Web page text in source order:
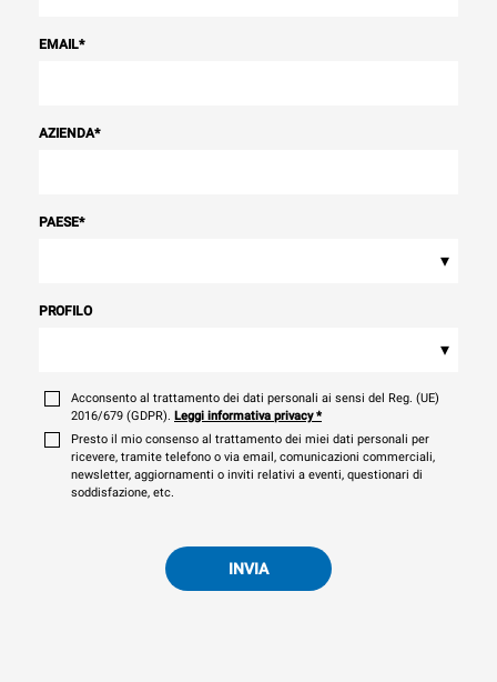
EMAIL*
AZIENDA*
PAESE*
▾
PROFILO
▾
Acconsento al trattamento dei dati personali ai sensi del Reg. (UE)
2016/679 (GDPR). Leggi informativa privacy*
Presto il mio consenso al trattamento dei miei dati personali per
ricevere, tramite telefono o via email, comunicazioni commerciali,
newsletter, aggiornamenti o inviti relativi a eventi, questionari di
soddisfazione, etc.
INVIA